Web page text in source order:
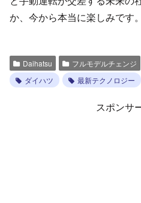
か、今から本当に楽しみです。
Daihatsu フルモデルチェンジ
ダイハツ
最新テクノロジー
スポンサ